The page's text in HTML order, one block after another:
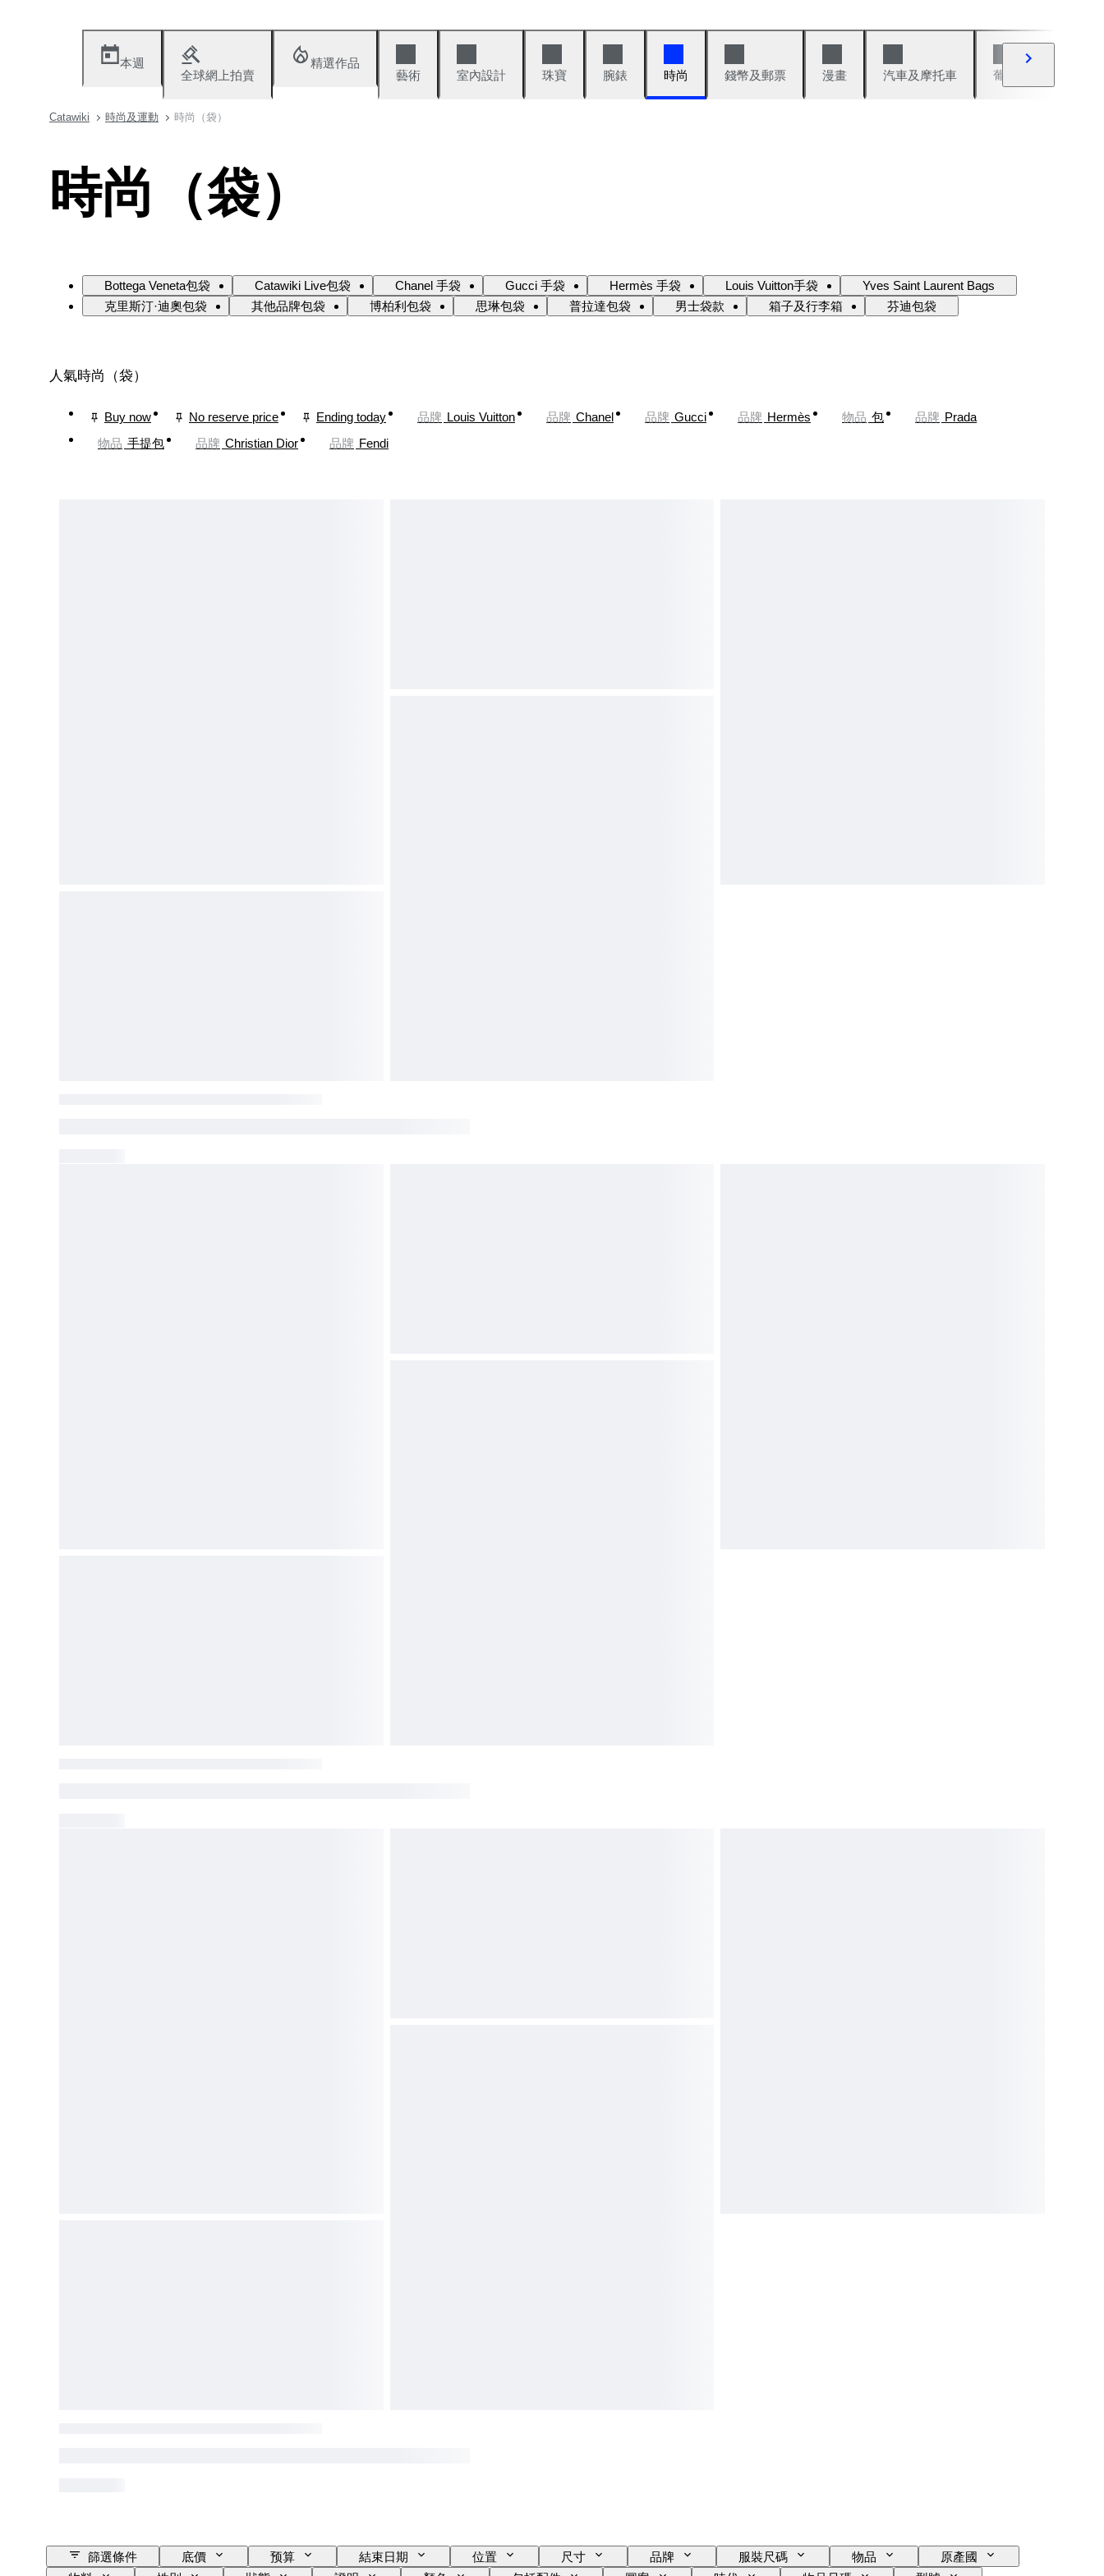
本週
全球網上拍賣
精選作品
藝術
室內設計 珠寶 腕錶 時尚 錢幣及郵票 漫畫 汽車及摩托車 葡萄酒與烈酒
Catawiki 時尚及運動 時尚（袋）
時尚（袋）
Bottega Veneta包袋 Catawiki Live包袋 Chanel 手袋 Gucci 手袋 Hermès 手袋 Louis Vuitton手袋
Yves Saint Laurent Bags
克里斯汀·迪奧包袋
其他品牌包袋 博柏利包袋 思琳包袋 普拉達包袋 男士袋款 箱子及行李箱 芬迪包袋
人氣時尚（袋）
Buy now No reserve price Ending today 品牌 Louis Vuitton 品牌 Chanel 品牌 Gucci 品牌 Hermès 物品 包 品牌 Prada
物品 手提包 品牌 Christian Dior 品牌 Fendi
篩選條件 底價 预算 結束日期 位置 尺寸 品牌 服裝尺碼 物品
原產國